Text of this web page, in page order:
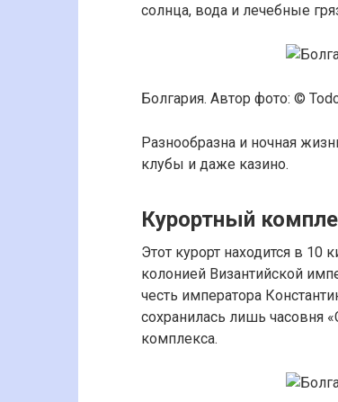
солнца, вода и лечебные
Болгария. Автор фото: ©
Разнообразна и ночная
клубы и даже казино.
Курортный
Этот курорт находится в 10
колонией Византийской
честь императора
сохранилась лишь часовня
комплекса.